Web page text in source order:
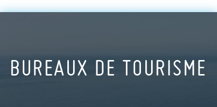
BUREAUX DE TOURISME